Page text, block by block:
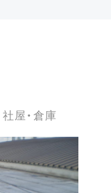
社屋・倉庫